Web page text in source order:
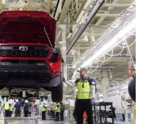
304. Requisitos:
química y
(especialmente
contar con sistemas
ambiental.